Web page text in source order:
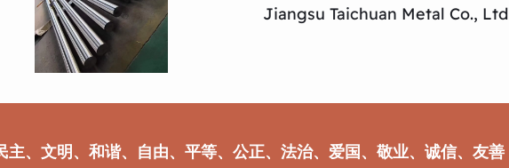
Jiangsu Taichuan Metal Co., Ltd
主、文明、和谐、自由、平等、公正、法治、爱国、敬业、诚信、友善